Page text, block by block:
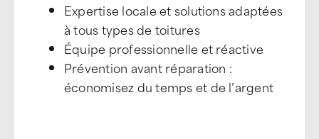
Expertise locale et solutions adaptées
à tous types de toitures
Équipe professionnelle et réactive
Prévention avant réparation :
économisez du temps et de l’argent